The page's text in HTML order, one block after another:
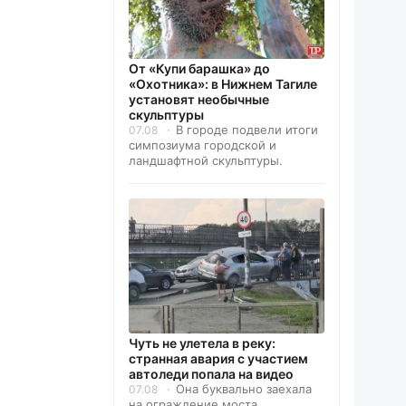
От «Купи барашка» до
«Охотника»: в Нижнем Тагиле
установят необычные
скульптуры
07.08
В городе подвели итоги
симпозиума городской и
ландшафтной скульптуры.
Чуть не улетела в реку:
странная авария с участием
автоледи попала на видео
07.08
Она буквально заехала